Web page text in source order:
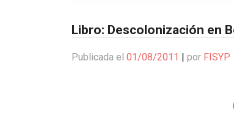
Libro: Descolonización en
Publicada el 01/08/2011 | por FISYP